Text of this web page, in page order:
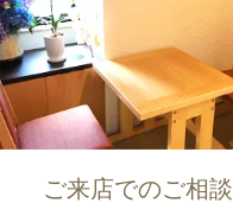
ご来店でのご相談